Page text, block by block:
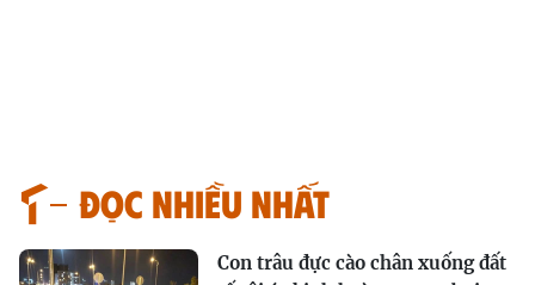
Đọc nhiều nhất
Con trâu đực cào chân xuống đất